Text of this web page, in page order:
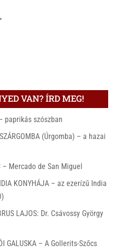
°
VAN? ÍRD MEG!
paprikás szószban
(Úrgomba) – a hazai
– Mercado de San Miguel
KONYHÁJA – az ezerízű India
LAJOS: Dr. Csávossy György
GALUSKA – A Gollerits-Szőcs